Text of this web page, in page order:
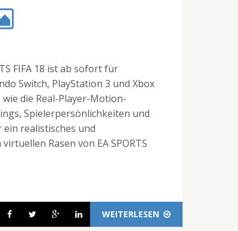
FIFA 18 ist ab sofort für
Switch, PlayStation 3 und Xbox
die Real-Player-Motion-
Spielerpersönlichkeiten und
realistisches und
Rasen von EA SPORTS
WEITERLESEN